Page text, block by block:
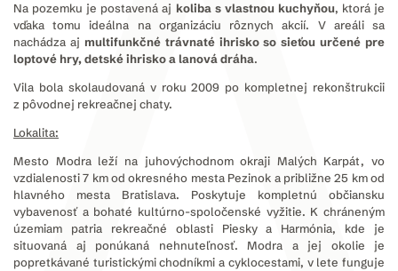
Na pozemku je postavená aj koliba s vlastnou kuchyňou, ktorá je
vďaka tomu ideálna na organizáciu rôznych akcií. V areáli sa
nachádza aj multifunkčné trávnaté ihrisko so sieťou určené pre
loptové hry, detské ihrisko a lanová dráha.
Vila bola skolaudovaná v roku 2009 po kompletnej rekonštrukcii
z pôvodnej rekreačnej chaty.
Lokalita:
Mesto Modra leží na juhovýchodnom okraji Malých Karpát, vo
vzdialenosti 7 km od okresného mesta Pezinok a približne 25 km od
hlavného mesta Bratislava. Poskytuje kompletnú občiansku
vybavenosť a bohaté kultúrno-spoločenské vyžitie. K chráneným
územiam patria rekreačné oblasti Piesky a Harmónia, kde je
situovaná aj ponúkaná nehnuteľnosť. Modra a jej okolie je
popretkávané turistickými chodníkmi a cyklocestami, v lete funguje